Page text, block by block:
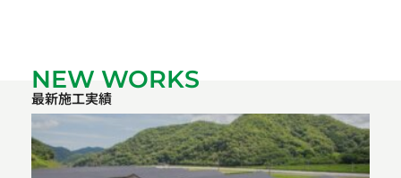
NEW WORKS
最新施工実績